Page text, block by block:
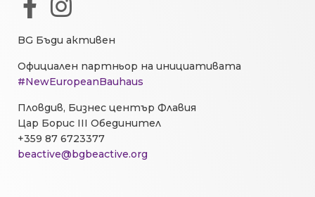
BG Бъди активен
Официален партньор на инициативата
#NewEuropeanBauhaus
Пловдив, Бизнес център Флавия
Цар Борис III Обединител
+359 87 6723377
beactive@bgbeactive.org